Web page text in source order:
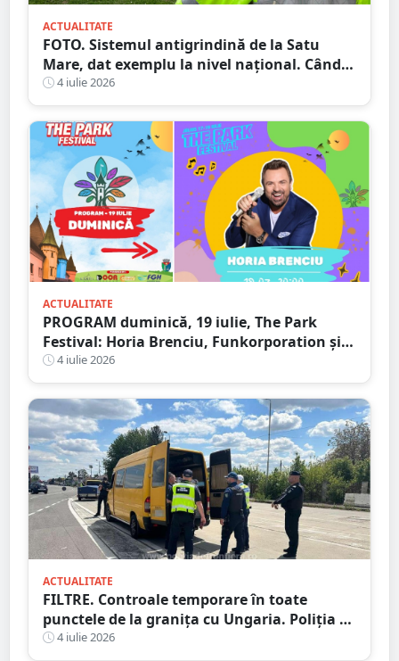
ACTUALITATE
FOTO. Sistemul antigrindină de la Satu
Mare, dat exemplu la nivel național. Când
ar putea fi dat în folosință
4 iulie 2026
ACTUALITATE
PROGRAM duminică, 19 iulie, The Park
Festival: Horia Brenciu, Funkorporation și
Neoton Família, dar și zeci de activități
pentru toate vârstele
4 iulie 2026
ACTUALITATE
FILTRE. Controale temporare în toate
punctele de la granița cu Ungaria. Poliția de
Frontieră, Poliția și Jandarmeria
4 iulie 2026